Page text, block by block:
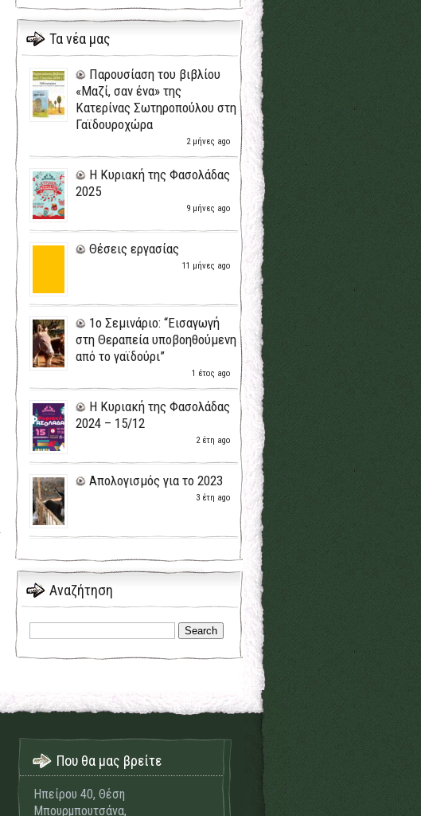
Τα νέα μας
Παρουσίαση του βιβλίου
«Μαζί, σαν ένα» της
Κατερίνας Σωτηροπούλου στη
Γαϊδουροχώρα
2 μήνες ago
H Κυριακή της Φασολάδας
2025
9 μήνες ago
Θέσεις εργασίας
11 μήνες ago
1ο Σεμινάριο: “Εισαγωγή
στη Θεραπεία υποβοηθούμενη
από το γαϊδούρι”
1 έτος ago
H Κυριακή της Φασολάδας
2024 – 15/12
2 έτη ago
Απολογισμός για το 2023
3 έτη ago
Αναζήτηση
Που θα μας βρείτε
Ηπείρου 40, Θέση
Μπουρμπουτσάνα,